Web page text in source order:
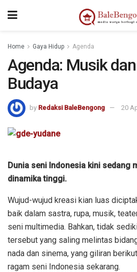
Home Gaya Hidup Agenda
Agenda: Musik
Budaya
by Redaksi BaleBengong 20
Dunia seni Indonesia kini sedang
dinamika tinggi.
Wujud-wujud kreasi kian luas
baik dalam sastra, rupa, musik,
seni multimedia. Bahkan, tidak
tersebut yang saling melintas
nada dan sinema, yang giliran
ragam seni Indonesia sekarang.